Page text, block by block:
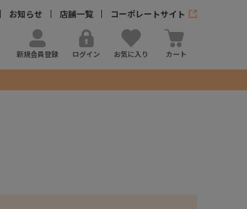
お知らせ 店舗一覧 コーポレートサイト
新規会員登録 ログイン お気に入り カート